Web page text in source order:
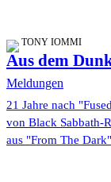
TONY IOMMI
Aus dem
Meldungen
21 Jahre nach
von Black Sabbath-
aus "From The